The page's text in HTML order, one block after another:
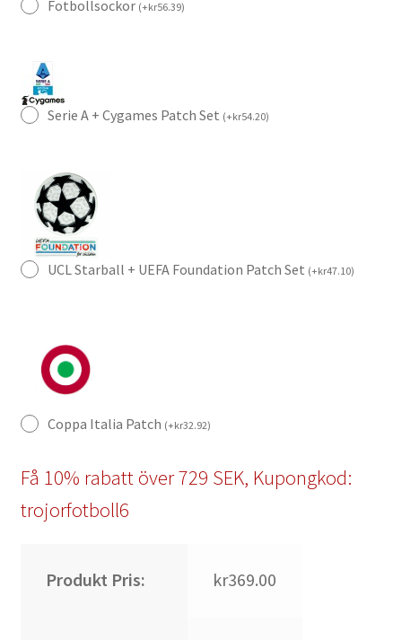
Fotbollsockor (+kr56.39)
Serie A + Cygames Patch Set (+kr54.20)
UCL Starball + UEFA Foundation Patch Set (+kr47.10)
Coppa Italia Patch (+kr32.92)
Få 10% rabatt över 729 SEK, Kupongkod:
trojorfotboll6
Produkt Pris: kr369.00